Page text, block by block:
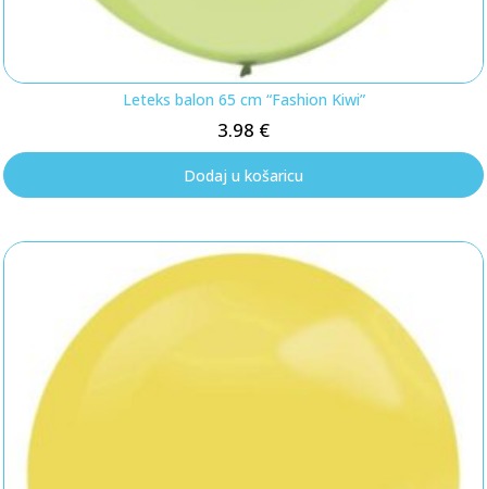
Leteks balon 65 cm “Fashion Kiwi”
3.98 €
Dodaj u košaricu